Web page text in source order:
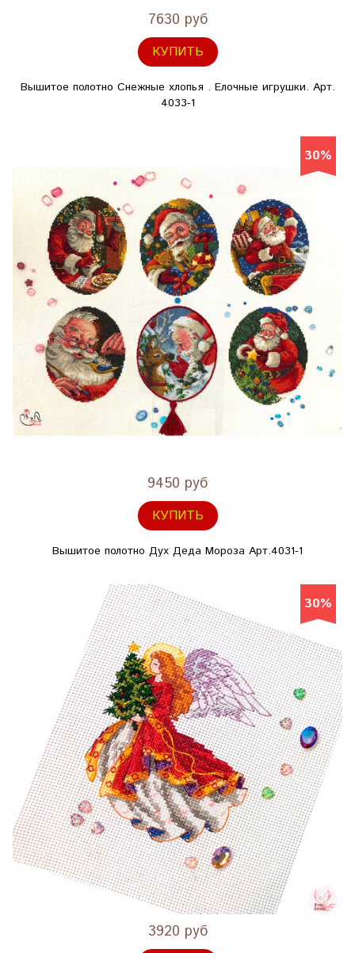
7630 руб
КУПИТЬ
Вышитое полотно Снежные хлопья . Елочные игрушки. Арт.
4033-1
30%
9450 руб
КУПИТЬ
Вышитое полотно Дух Деда Мороза Арт.4031-1
30%
3920 руб